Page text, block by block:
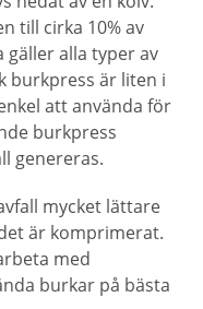
till cirka 10% av
gäller alla typer av
burkpress är liten i
att använda för
burkpress
genereras.
mycket lättare
är komprimerat.
med
burkar på bästa